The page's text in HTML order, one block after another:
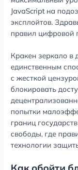
JavaScript на
эксплойтов.
правил цифровой
Кракен зеркало в
единственным
с жесткой
блокировать
попытки
границ
свободы, где
технологии